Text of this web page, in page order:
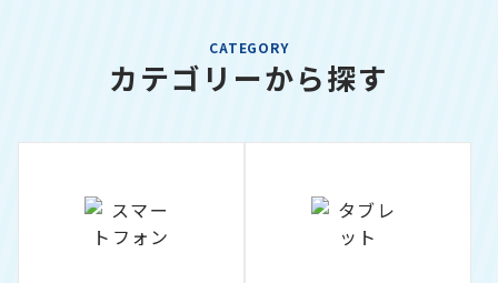
CATEGORY
カテゴリーから探す